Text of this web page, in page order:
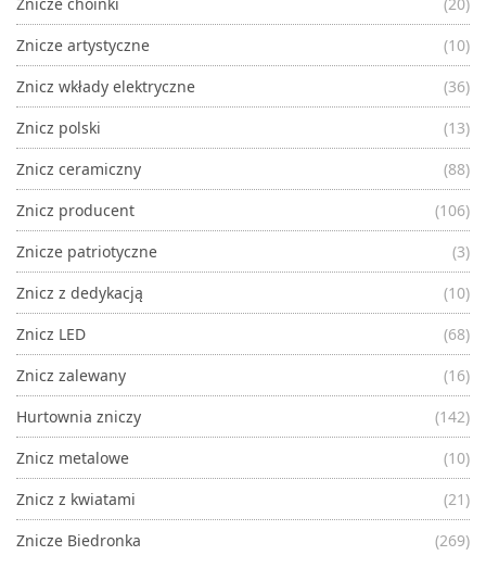
Znicze artystyczne
(10)
Znicz wkłady elektryczne
(36)
Znicz polski
(13)
Znicz ceramiczny
(88)
Znicz producent
(106)
Znicze patriotyczne
(3)
Znicz z dedykacją
(10)
Znicz LED
(68)
Znicz zalewany
(16)
Hurtownia zniczy
(142)
Znicz metalowe
(10)
Znicz z kwiatami
(21)
Znicze Biedronka
(269)